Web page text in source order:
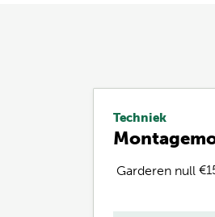
Techniek
Garderen null